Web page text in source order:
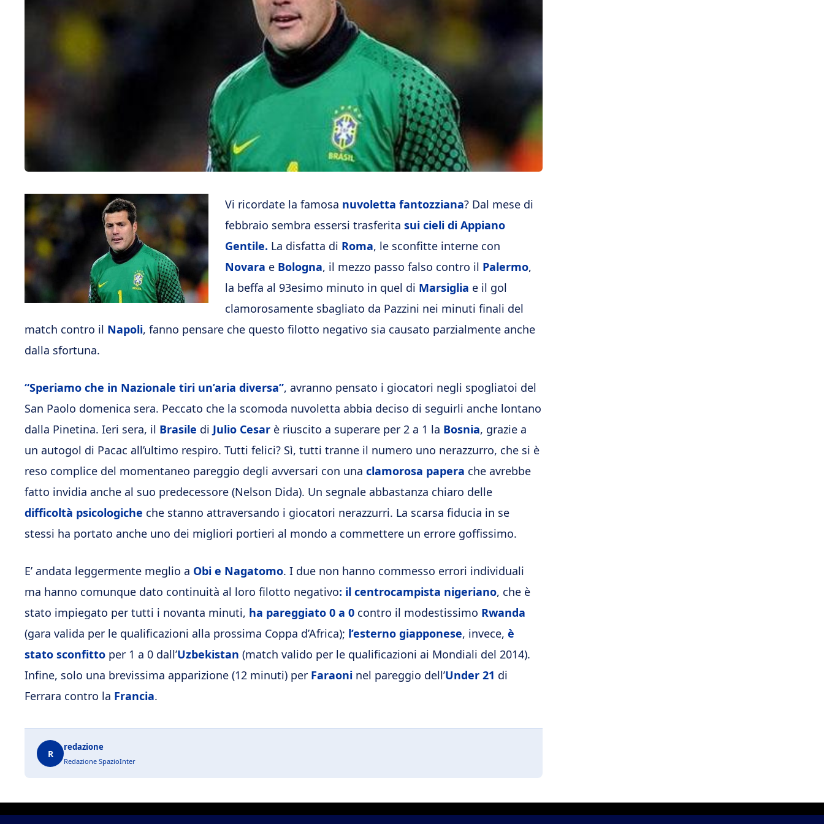
Vi ricordate la famosa nuvoletta fantozziana? Dal mese di
febbraio sembra essersi trasferita sui cieli di Appiano
Gentile. La disfatta di Roma, le sconfitte interne con
Novara e Bologna, il mezzo passo falso contro il Palermo,
la beffa al 93esimo minuto in quel di Marsiglia e il gol
clamorosamente sbagliato da Pazzini nei minuti finali del
match contro il Napoli, fanno pensare che questo filotto negativo sia causato parzialmente anche
dalla sfortuna.
“Speriamo che in Nazionale tiri un’aria diversa”, avranno pensato i giocatori negli spogliatoi del
San Paolo domenica sera. Peccato che la scomoda nuvoletta abbia deciso di seguirli anche lontano
dalla Pinetina. Ieri sera, il Brasile di Julio Cesar è riuscito a superare per 2 a 1 la Bosnia, grazie a
un autogol di Pacac all’ultimo respiro. Tutti felici? Sì, tutti tranne il numero uno nerazzurro, che si è
reso complice del momentaneo pareggio degli avversari con una clamorosa papera che avrebbe
fatto invidia anche al suo predecessore (Nelson Dida). Un segnale abbastanza chiaro delle
difficoltà psicologiche che stanno attraversando i giocatori nerazzurri. La scarsa fiducia in se
stessi ha portato anche uno dei migliori portieri al mondo a commettere un errore goffissimo.
E’ andata leggermente meglio a Obi e Nagatomo. I due non hanno commesso errori individuali
ma hanno comunque dato continuità al loro filotto negativo: il centrocampista nigeriano, che è
stato impiegato per tutti i novanta minuti, ha pareggiato 0 a 0 contro il modestissimo Rwanda
(gara valida per le qualificazioni alla prossima Coppa d’Africa); l’esterno giapponese, invece, è
stato sconfitto per 1 a 0 dall’Uzbekistan (match valido per le qualificazioni ai Mondiali del 2014).
Infine, solo una brevissima apparizione (12 minuti) per Faraoni nel pareggio dell’Under 21 di
Ferrara contro la Francia.
R
redazione
Redazione SpazioInter